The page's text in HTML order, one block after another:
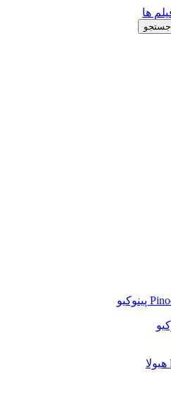
جستجو